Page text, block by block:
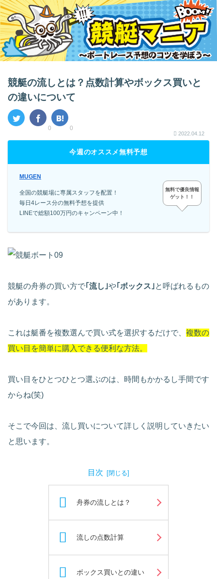
競艇の流しとは？点数計算やボックス買いと
の違いについて
0 0
2022.04.12
今週のオススメ無料予想
MUGEN
全国の競艇場に専属スタッフを配置！
毎日4レース分の無料予想を提供
LINEで総額100万円のキャンペーン中！
無料で優良情報
ゲット！！
競艇の舟券の買い方で｢流し｣や｢ボックス｣と呼ばれるもの
があります。
これは艇番を複数選んで買い式を選択するだけで、 複数の
買い目を簡単に購入できる便利な方法。
買い目をひとつひとつ選ぶのは、時間もかかるし手間です
からね(笑)
そこで今回は、流し買いについて詳しく説明していきたい
と思います。
目次
舟券の流しとは？
流しの点数計算
ボックス買いとの違い